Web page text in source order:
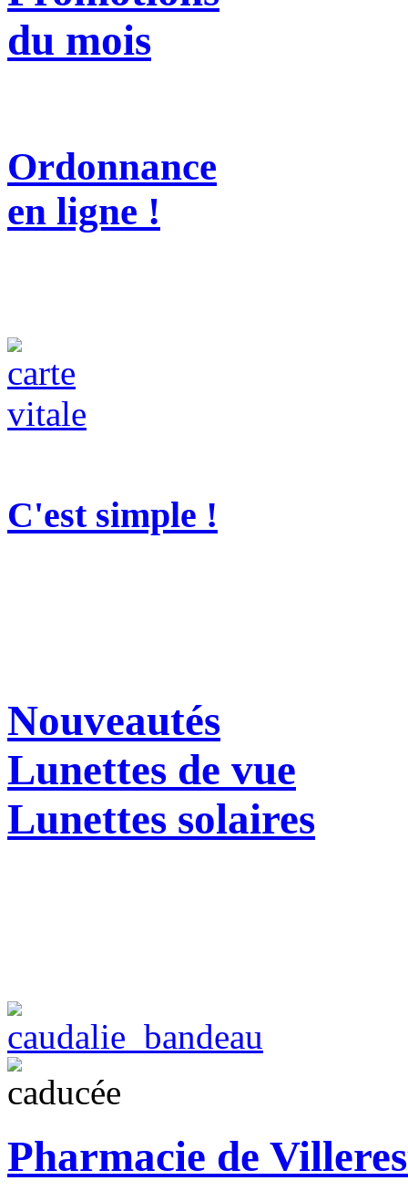
du mois
Ordonnance
en ligne !
C'est simple !
Nouveautés
Lunettes de vue
Lunettes solaires
Pharmacie de